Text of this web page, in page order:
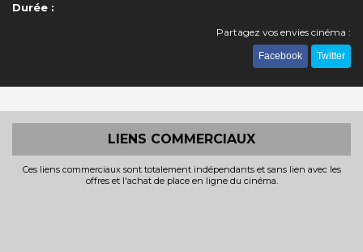
Durée :
Partagez vos envies cinéma :
Facebook Twitter
LIENS COMMERCIAUX
Ces liens commerciaux sont totalement indépendants et sans lien avec les
offres et l'achat de place en ligne du cinéma.